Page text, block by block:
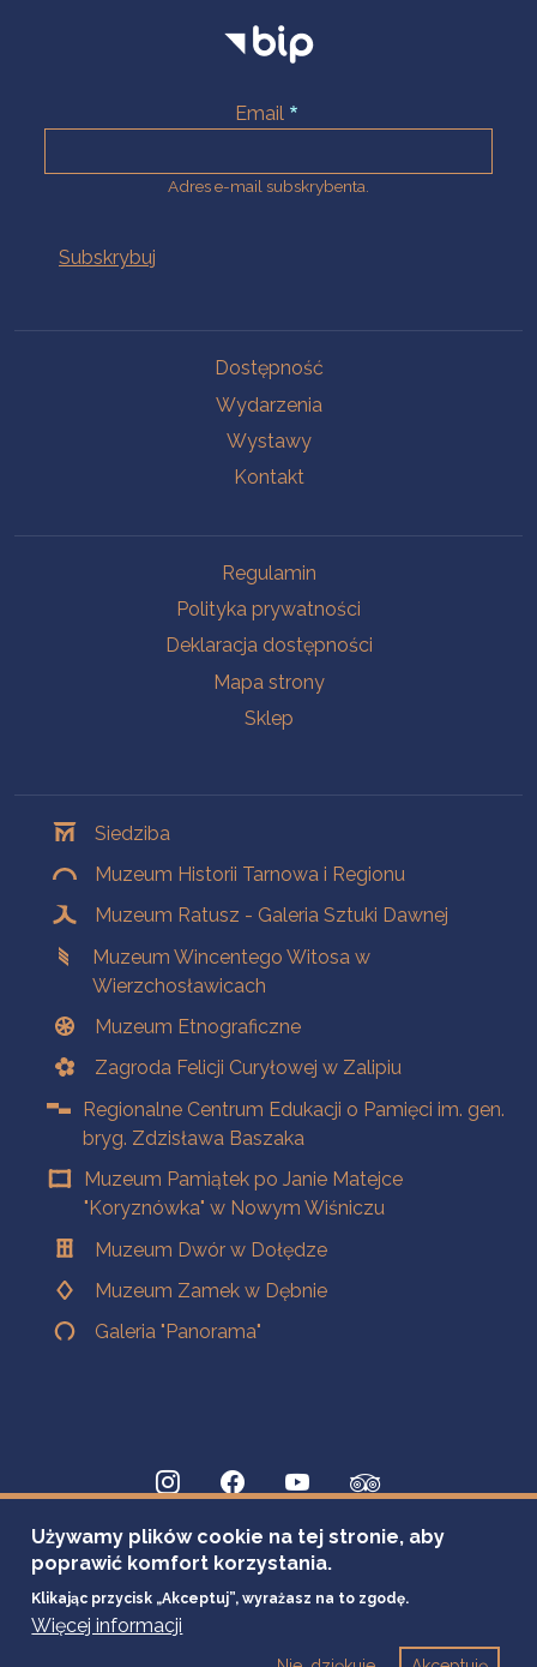
Email
Adres e-mail subskrybenta.
Dostępność
Wydarzenia
Wystawy
Kontakt
Regulamin
Polityka prywatności
Deklaracja dostępności
Mapa strony
Sklep
Siedziba
Muzeum Historii Tarnowa i Regionu
Muzeum Ratusz - Galeria Sztuki Dawnej
Muzeum Wincentego Witosa w
Wierzchosławicach
Muzeum Etnograficzne
Zagroda Felicji Curyłowej w Zalipiu
Regionalne Centrum Edukacji o Pamięci im. gen.
bryg. Zdzisława Baszaka
Muzeum Pamiątek po Janie Matejce
"Koryznówka" w Nowym Wiśniczu
Muzeum Dwór w Dołędze
Muzeum Zamek w Dębnie
Galeria "Panorama"
Używamy plików cookie na tej stronie, aby
poprawić komfort korzystania.
Klikając przycisk „Akceptuj”, wyrażasz na to zgodę.
Więcej informacji